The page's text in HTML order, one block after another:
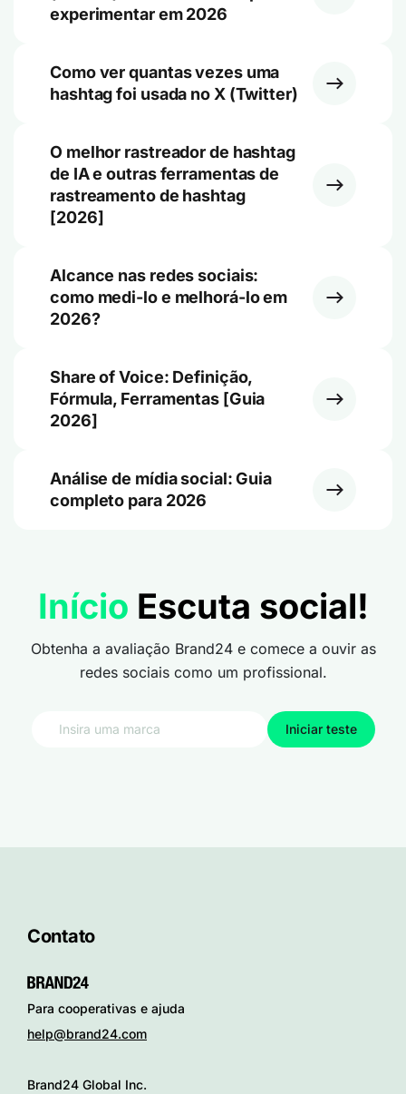
experimentar em 2026
Como ver quantas vezes uma
hashtag foi usada no X (Twitter)
O melhor rastreador de hashtag
de IA e outras ferramentas de
rastreamento de hashtag
[2026]
Alcance nas redes sociais:
como medi-lo e melhorá-lo em
2026?
Share of Voice: Definição,
Fórmula, Ferramentas [Guia
2026]
Análise de mídia social: Guia
completo para 2026
Início Escuta social!
Obtenha a avaliação Brand24 e comece a ouvir as
redes sociais como um profissional.
Iniciar teste
Contato
Para cooperativas e ajuda
help@brand24.com
Brand24 Global Inc.